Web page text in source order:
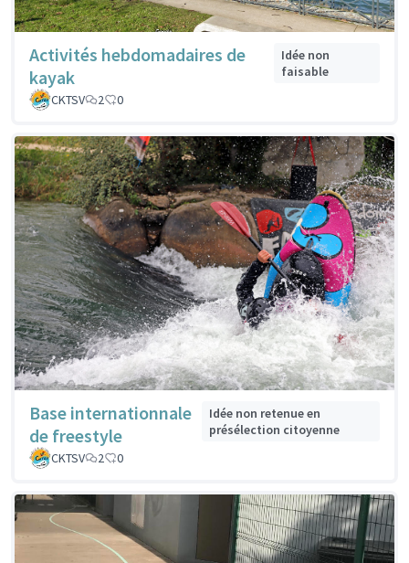
Activités hebdomadaires de
kayak
Idée non
faisable
CKTSV
2 0
Base internationnale
de freestyle
Idée non retenue en
présélection citoyenne
CKTSV
2 0